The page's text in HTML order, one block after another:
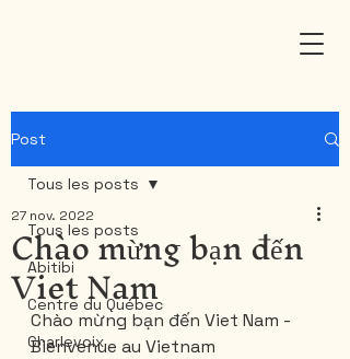
Post
Tous les posts
Abitibi
Centre du Québec
Charlevoix
Tous les posts
Chào mừng bạn đến
Viet Nam
27 nov. 2022
Chào mừng bạn đến Viet Nam -
Bienvenue au Vietnam